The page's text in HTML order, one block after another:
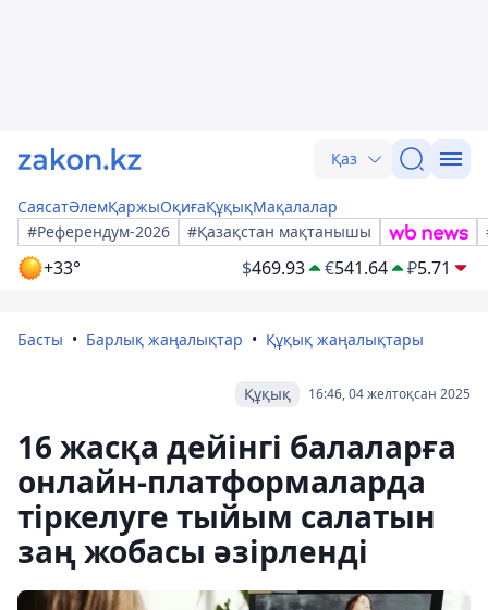
Қаз
СаясатӘлемҚаржыОқиғаҚұқықМақалалар
#Референдум-2026
#Қазақстан мақтанышы
+33° $469.93 €541.64 ₽5.71
Басты Барлық жаңалықтар Құқық жаңалықтары
16:46, 04 желтоқсан 2025
Құқық
16 жасқа дейінгі балаларға
онлайн-платформаларда
тіркелуге тыйым салатын
заң жобасы әзірленді